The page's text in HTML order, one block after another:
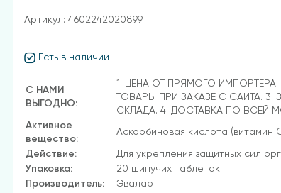
Есть в наличии
С НАМИ
ВЫГОДНО:
1. ЦЕНА ОТ ПРЯМОГО ИМПОРТЕРА.
ТОВАРЫ ПРИ ЗАКАЗЕ С САЙТА.
СКЛАДА. 4. ДОСТАВКА ПО ВСЕЙ
Активное
вещество:
Аскорбиновая кислота (витамин
Действие:
Для укрепления защитных сил
Упаковка:
20 шипучих таблеток
Производитель:
Эвалар
Артикул: 4602242020899